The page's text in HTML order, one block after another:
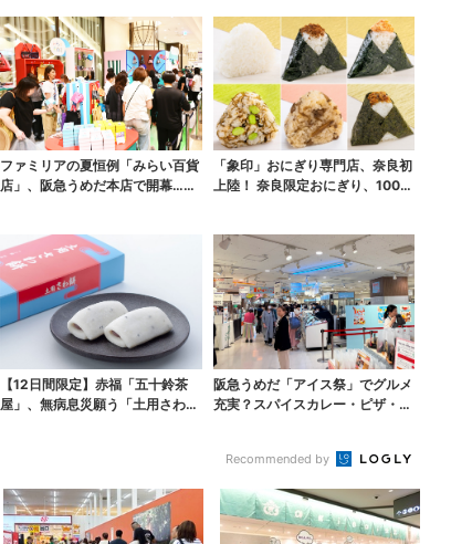
ファミリアの夏恒例「みらい百貨
店」、阪急うめだ本店で開幕…限
「象印」おにぎり専門店、奈良初
上陸！ 奈良限定おにぎり、1000
【12日間限定】赤福「五十鈴茶
屋」、無病息災願う「土用さわ
阪急うめだ「アイス祭」でグルメ
充実？スパイスカレー・ピザ・ポ
Recommended by